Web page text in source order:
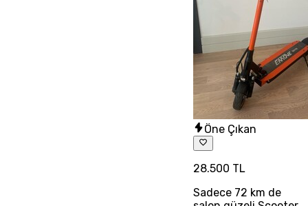
Öne Çıkan
28.500 TL
Sadece 72 km de